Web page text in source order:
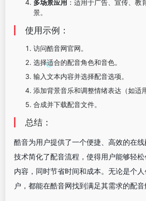
多场景应用 ：适用于广告、宣传、教
景。
使用示例：
访问酷音网官网。
选择适合的配音角色和音色。
输入文本内容并选择配音选项。
添加背景音乐和调整情绪表达（如适
合成并下载配音文件。
总结：
酷音为用户提供了一个便捷、高效的在
技术简化了配音流程，使得用户能够轻
内容，同时节省时间和成本。无论是个
户，都能在酷音网找到满足其需求的配音